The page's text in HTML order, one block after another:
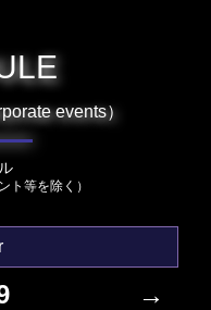
events）
ト等を除く）
→